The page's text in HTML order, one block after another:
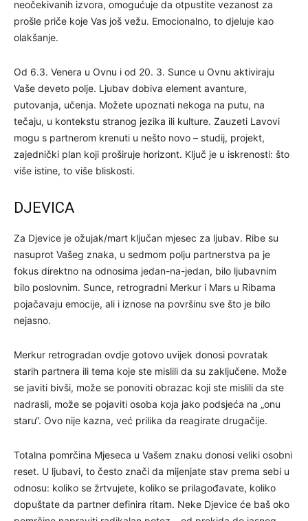
neočekivanih izvora, omogućuje da otpustite vezanost za
prošle priče koje Vas još vežu. Emocionalno, to djeluje kao
olakšanje.
Od 6.3. Venera u Ovnu i od 20. 3. Sunce u Ovnu aktiviraju
Vaše deveto polje. Ljubav dobiva element avanture,
putovanja, učenja. Možete upoznati nekoga na putu, na
tečaju, u kontekstu stranog jezika ili kulture. Zauzeti Lavovi
mogu s partnerom krenuti u nešto novo – studij, projekt,
zajednički plan koji proširuje horizont. Ključ je u iskrenosti: što
više istine, to više bliskosti.
DJEVICA
Za Djevice je ožujak/mart ključan mjesec za ljubav. Ribe su
nasuprot Vašeg znaka, u sedmom polju partnerstva pa je
fokus direktno na odnosima jedan-na-jedan, bilo ljubavnim
bilo poslovnim. Sunce, retrogradni Merkur i Mars u Ribama
pojačavaju emocije, ali i iznose na površinu sve što je bilo
nejasno.
Merkur retrogradan ovdje gotovo uvijek donosi povratak
starih partnera ili tema koje ste mislili da su zaključene. Može
se javiti bivši, može se ponoviti obrazac koji ste mislili da ste
nadrasli, može se pojaviti osoba koja jako podsjeća na „onu
staru“. Ovo nije kazna, već prilika da reagirate drugačije.
Totalna pomrčina Mjeseca u Vašem znaku donosi veliki osobni
reset. U ljubavi, to često znači da mijenjate stav prema sebi u
odnosu: koliko se žrtvujete, koliko se prilagođavate, koliko
dopuštate da partner definira ritam. Neke Djevice će baš oko